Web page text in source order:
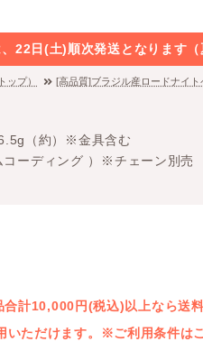
22日(土)順次発送となります（
ップ） [高品質]ブラジル産ロードナイト
（約）※金具含む
ーディング ）※チェーン別売
計10,000円(税込)以上なら送
いただけます。※ご利用条件は